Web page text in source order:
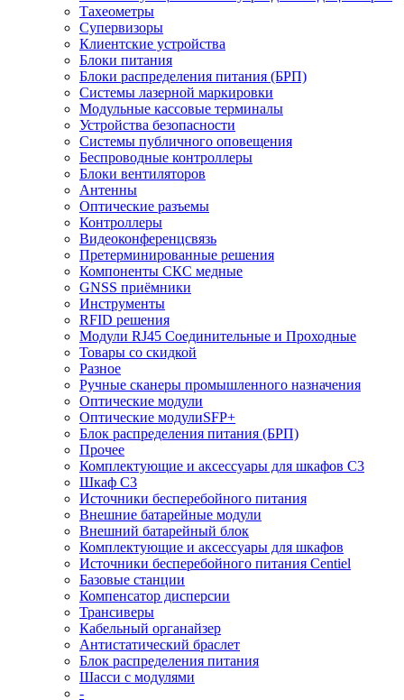
Тахеометры
Супервизоры
Клиентские устройства
Блоки питания
Блоки распределения питания (БРП)
Системы лазерной маркировки
Модульные кассовые терминалы
Устройства безопасности
Системы публичного оповещения
Беспроводные контроллеры
Блоки вентиляторов
Антенны
Оптические разъемы
Контроллеры
Видеоконференцсвязь
Претерминированные решения
Компоненты СКС медные
GNSS приёмники
Инструменты
RFID решения
Модули RJ45 Соединительные и Проходные
Товары со скидкой
Разное
Ручные сканеры промышленного назначения
Оптические модули
Оптические модулиSFP+
Блок распределения питания (БРП)
Прочее
Комплектующие и аксессуары для шкафов C3
Шкаф C3
Источники бесперебойного питания
Внешние батарейные модули
Внешний батарейный блок
Комплектующие и аксессуары для шкафов
Источники бесперебойного питания Centiel
Базовые станции
Компенсатор дисперсии
Трансиверы
Кабельный органайзер
Антистатический браслет
Блок распределения питания
Шасси с модулями
-